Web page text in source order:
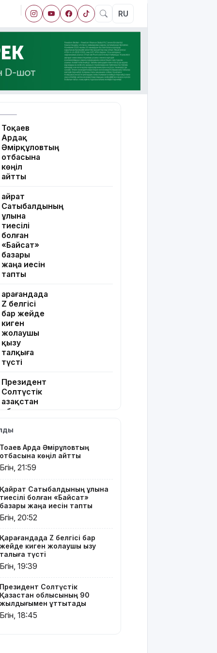
RU
Тоқаев
Ардақ
Әмірқұловтың
отбасына
көңіл
айтты
Қайрат
Сатыбалдының
ұлына
тиесілі
болған
«Байсат»
базары
жаңа иесін
тапты
Қарағандада
Z белгісі
бар жейде
киген
жолаушы
қызу
талқыға
түсті
Президент
Солтүстік
Қазақстан
облысының
жылдығымен
Телефон
алаяқтығының
туралы
ескерту
жасалды
ең қымбат
мамандықтар
– 2026: оқу
ақысы
Ұлдана
Мырзуанға
қатысты іс
Тоқаев Ардақ Әмірқұловтың
отбасына көңіл айтты
Бүгін, 21:59
Қайрат Сатыбалдының ұлына
тиесілі болған «Байсат»
базары жаңа иесін тапты
Бүгін, 20:52
Қарағандада Z белгісі бар
жейде киген жолаушы қызу
талқыға түсті
Бүгін, 19:39
Президент Солтүстік
Қазақстан облысының 90
жылдығымен құттықтады
Бүгін, 18:45